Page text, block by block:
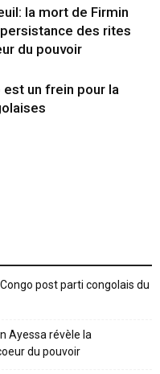
la mort de Firmin
des rites
du pouvoir
un frein pour la
post parti congolais du
Ayessa révèle la
du pouvoir